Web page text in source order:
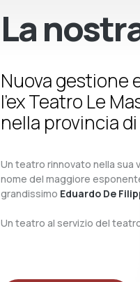
La
Nuova gestione
l’ex Teatro Le
nella provincia
Un teatro rinnovato nella sua
nome del maggiore
grandissimo Eduardo De
Un teatro al servizio del